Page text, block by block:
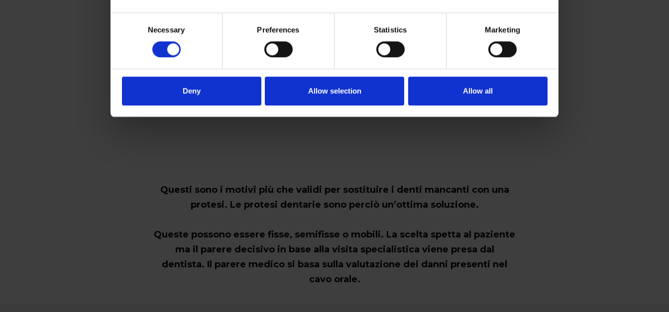
Necessary Preferences Statistics Marketing
Deny Allow selection Allow all
Questi sono i motivi più che validi per sostituire i denti mancanti con una
protesi. Le protesi dentarie sono perciò un’ottima soluzione.
Queste possono essere fisse, semifisse o mobili. La scelta spetta al paziente
ma il parere decisivo in base alla visita specialistica viene presa dal
dentista. Il parere medico si basa sulla valutazione dei danni presenti nel
cavo orale.